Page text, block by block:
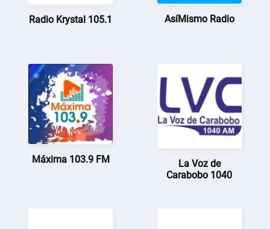
Radio Krystal 105.1 AsíMismo Radio
Máxima 103.9 FM
La Voz de
Carabobo 1040